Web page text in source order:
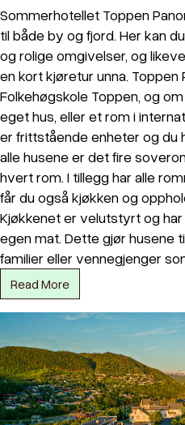
Sommerhotellet Toppen
til både by og fjord. Her kan
og rolige omgivelser, og
en kort kjøretur unna.
Folkehøgskole Toppen, og
eget hus, eller et rom i
er frittstående enheter og du
alle husene er det fire
hvert rom. I tillegg har alle
får du også kjøkken og
Kjøkkenet er velutstyrt og
egen mat. Dette gjør husene
familier eller vennegjenger
Read More